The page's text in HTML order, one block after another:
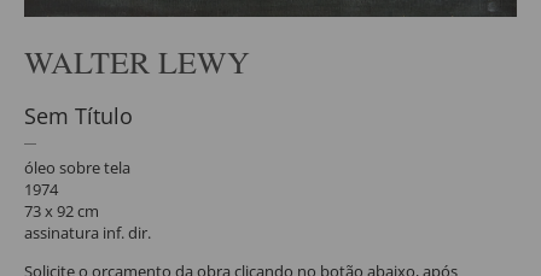
WALTER LEWY
Sem Título
óleo sobre tela
1974
73 x 92 cm
assinatura inf. dir.
Solicite o orçamento da obra clicando no botão abaixo, após